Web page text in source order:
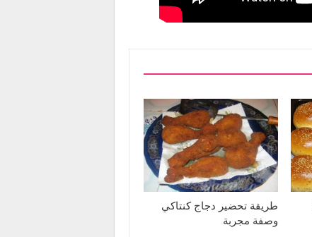
طريقة تحضير دجاج كنتاكي
وصفة مجربة